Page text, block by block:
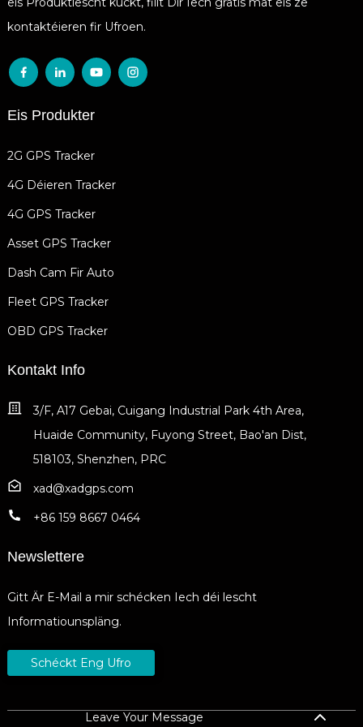
kontaktéieren fir Ufroen.
Eis Produkter
2G GPS Tracker
4G Déieren Tracker
4G GPS Tracker
Asset GPS Tracker
Dash Cam Fir Auto
Fleet GPS Tracker
OBD GPS Tracker
Kontakt Info
3/F, A17 Gebai, Cuigang Industrial Park 4th Area,
Huaide Community, Fuyong Street, Bao'an Dist,
518103, Shenzhen, PRC
xad@xadgps.com
+86 159 8667 0464
Newslettere
Gitt Är E-Mail a mir schécken Iech déi lescht
Informatiounspläng.
Schéckt Eng Ufro
Leave Your Message